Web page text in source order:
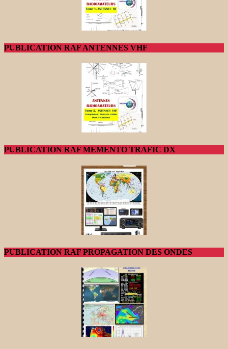
PUBLICATION RAF ANTENNES VHF
PUBLICATION RAF MEMENTO TRAFIC DX
PUBLICATION RAF PROPAGATION DES ONDES